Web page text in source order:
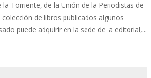
la Torriente, de la Unión de la Periodistas de
colección de libros publicados algunos
puede adquirir en la sede de la editorial,...